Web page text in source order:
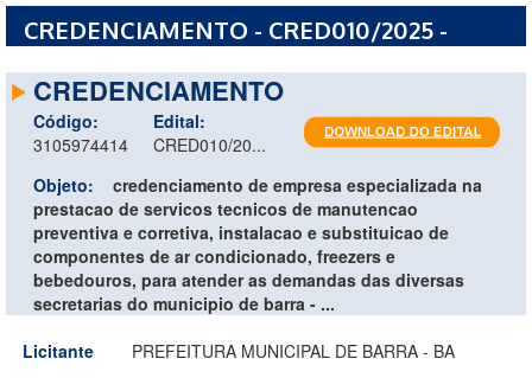
CREDENCIAMENTO - CRED010/2025 -
CREDENCIAMENTO
Código:
3105974414
Edital:
CRED010/20...
Objeto:
credenciamento de empresa especializada na
prestacao de servicos tecnicos de manutencao
preventiva e corretiva, instalacao e substituicao de
componentes de ar condicionado, freezers e
bebedouros, para atender as demandas das diversas
secretarias do municipio de barra - ...
Licitante
PREFEITURA MUNICIPAL DE BARRA - BA